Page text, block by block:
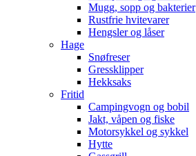
Mugg, sopp og bakterier
Rustfrie hvitevarer
Hengsler og låser
Hage
Snøfreser
Gressklipper
Hekksaks
Fritid
Campingvogn og bobil
Jakt, våpen og fiske
Motorsykkel og sykkel
Hytte